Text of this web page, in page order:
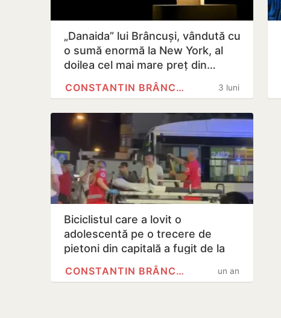
„Danaida” lui Brâncuși, vândută cu
o sumă enormă la New York, al
doilea cel mai mare preț din…
3 luni
CONSTANTIN BRÂNCUȘI
Biciclistul care a lovit o
adolescentă pe o trecere de
pietoni din capitală a fugit de la
un an
CONSTANTIN BRÂNCUȘI